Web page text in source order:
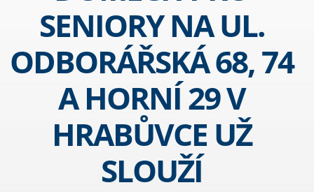
SENIORY NA UL.
ODBORÁŘSKÁ 68, 74
A HORNÍ 29 V
HRABŮVCE UŽ
SLOUŽÍ